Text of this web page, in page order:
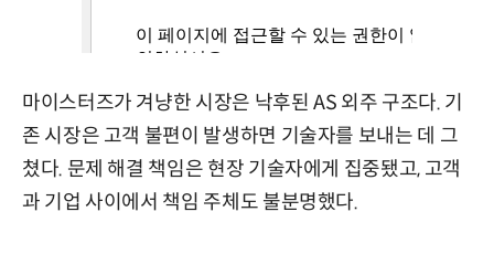
마이스터즈가 겨냥한 시장은 낙후된 AS 외주 구조다. 기
존 시장은 고객 불편이 발생하면 기술자를 보내는 데 그
쳤다. 문제 해결 책임은 현장 기술자에게 집중됐고, 고객
과 기업 사이에서 책임 주체도 불분명했다.